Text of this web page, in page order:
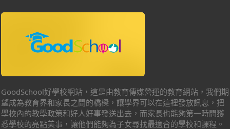
GoodSchool好學校網站，這是由教育傳媒營運的教育網站，我們期
望成為教育界和家長之間的橋樑，讓學界可以在這裡發放訊息，把
學校內的教學政策和好人好事發送出去，而家長也能夠第一時間獲
悉學校的亮點美事，讓他們能夠為子女尋找最適合的學校和課程。